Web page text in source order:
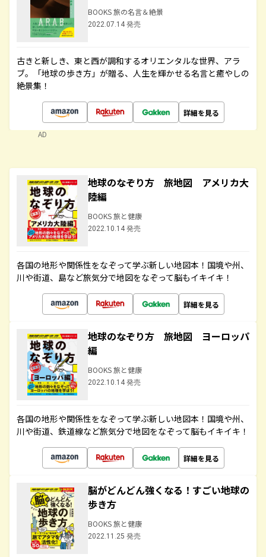
BOOKS 旅の名言＆絶景
2022.07.14 発売
古きと新しき、東と西が調和するオリエンタルな世界、アラ
ブ。「地球の歩き方」が贈る、人生を輝かせる名言と癒やしの
絶景集！
詳細を見る
AD
地球のなぞり方 旅地図 アメリカ大
陸編
BOOKS 旅と健康
2022.10.14 発売
各国の地形や関係性をなぞって学ぶ新しい地図本！国境や州、
川や街道、島など旅気分で地図をなぞって脳もイキイキ！
詳細を見る
地球のなぞり方 旅地図 ヨーロッパ
編
BOOKS 旅と健康
2022.10.14 発売
各国の地形や関係性をなぞって学ぶ新しい地図本！国境や州、
川や街道、鉄道線など旅気分で地図をなぞって脳もイキイキ！
詳細を見る
脳がどんどん強くなる！すごい地球の
歩き方
BOOKS 旅と健康
2022.11.25 発売